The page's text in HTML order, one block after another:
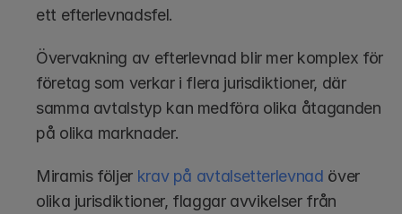
ett efterlevnadsfel.
Övervakning av efterlevnad blir mer komplex för
företag som verkar i flera jurisdiktioner, där
samma avtalstyp kan medföra olika åtaganden
på olika marknader.
Miramis följer krav på avtalsetterlevnad över
olika jurisdiktioner, flaggar avvikelser från